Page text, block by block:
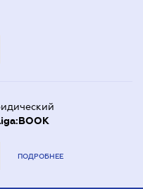
ПОДРОБНЕЕ